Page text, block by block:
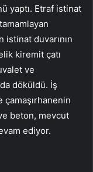
yaptı. Etraf istinat
istinat duvarının
kiremit çatı
ve
döküldü. İş
çamaşırhanenin
beton, mevcut
ediyor.